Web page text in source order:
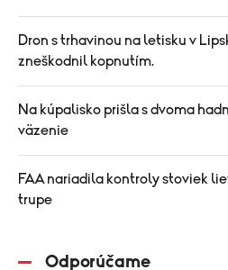
Dron s trhavinou na letisku v
zneškodnil kopnutím.
Na kúpalisko prišla s dvoma
väzenie
FAA nariadila kontroly stoviek
trupe
Odporúčame